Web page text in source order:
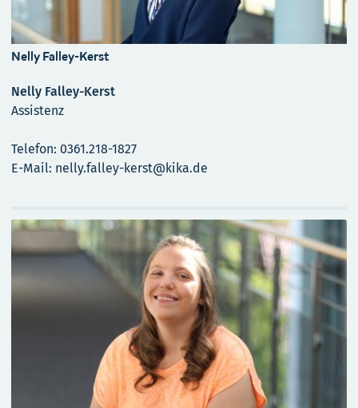
Nelly Falley-Kerst
Nelly Falley-Kerst
Assistenz
Telefon: 0361.218-1827
E-Mail: nelly.falley-kerst@kika.de